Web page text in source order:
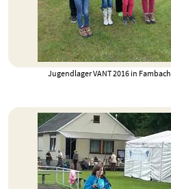
Jugendlager VANT 2016 in Fambach